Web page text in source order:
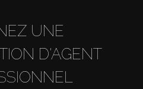
UNE
D'AGENT